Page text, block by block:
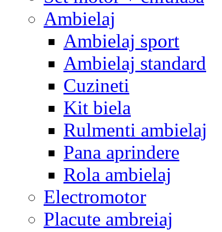
Ambielaj
Ambielaj sport
Ambielaj standard
Cuzineti
Kit biela
Rulmenti ambielaj
Pana aprindere
Rola ambielaj
Electromotor
Placute ambreiaj